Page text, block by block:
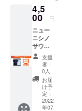
市内で培っ
たノウハウ
を基に地元
南九州市へ
恩返し！
GFDが一番
得意とする
総合居酒屋
端 金魚
ソーメ
ン・う
味噌
汁・刺
身・地
どりタ
タキ・
地どり
炭火
焼・鍋
物・湯
どう
お名前
でお願
ます。
りにく
い特徴
があり
ます。
鹿児島
の文化
である
焼酎の
お湯割
りや水
割り炭
酸割
り、も
かな凹
凸を作
り持ち
やすい
です。
また、
竹の性
質から
氷を入
れた冷
たい飲
み物は
結露し
4,5
00 円
ニュー
ニシノ
サウナ
＆天然
温泉よ
りオリ
ジナル
グッズ
をお届
け！ ◆
Ｔシャ
支援
者：
0人
お届
け予
定：
2022
年07